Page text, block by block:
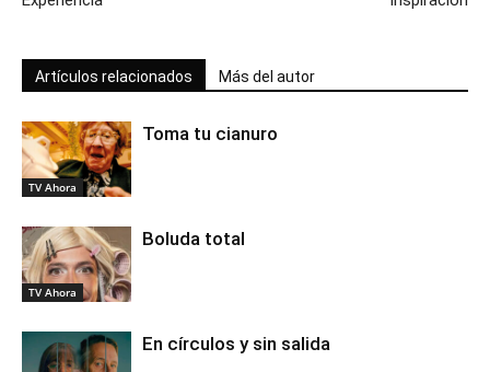
Artículos relacionados Más del autor
TV Ahora
Toma tu cianuro
TV Ahora
Boluda total
En círculos y sin salida